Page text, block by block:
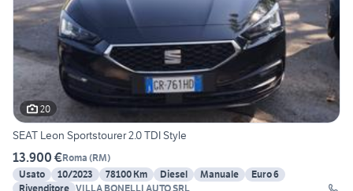
20
SEAT Leon Sportstourer 2.0 TDI Style
13.900 €Roma (RM)
Usato
10/2023 78100 Km Diesel Manuale
Euro 6
Rivenditore VILLA BONELLI AUTO SRL